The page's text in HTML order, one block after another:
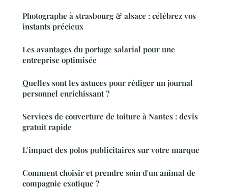
Photographe à strasbourg & alsace : célébrez vos
instants précieux
Les avantages du portage salarial pour une
entreprise optimisée
Quelles sont les astuces pour rédiger un journal
personnel enrichissant ?
Services de couverture de toiture à Nantes : devis
gratuit rapide
L'impact des polos publicitaires sur votre marque
Comment choisir et prendre soin d'un animal de
compagnie exotique ?